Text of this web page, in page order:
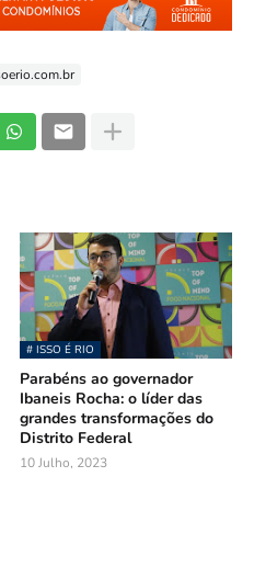
# ISSO É RIO
Parabéns ao governador
Ibaneis Rocha: o líder das
grandes transformações do
Distrito Federal
10 Julho, 2023